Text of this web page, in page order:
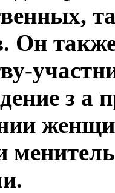
Он
з а